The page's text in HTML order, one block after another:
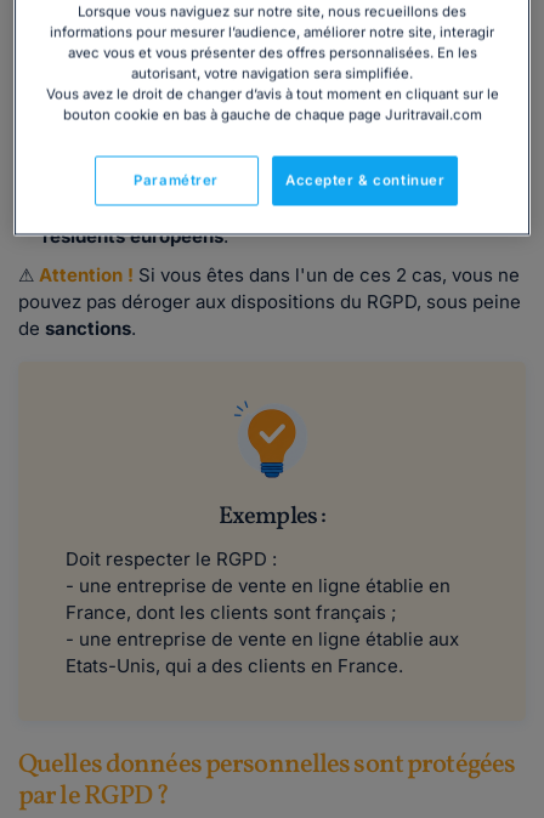
Le RGPD s’applique àtoutes les entreprises (et
organismes)quitraitent des données personnellesdès
lors(2):
établies
sur le territoire de l’Union
européenne;
ou qu'elles sont établies dans des pays tiers à l'UE
proposent des biens et des services à des
résidents européens.
⚠ Attention ! Si vous êtes dans l'un de ces 2 cas, vous ne
pouvez pas déroger aux dispositions du RGPD, sous peine
de sanctions.
Exemples :
Doit respecter le RGPD :
- une entreprise de vente en ligne établie en
France, dont les clients sont français ;
- une entreprise de vente en ligne établie aux
Etats-Unis, qui a des clients en France.
Quelles données personnelles sont protégées
par le RGPD ?
Lorsque vous naviguez sur notre site, nous recueillons des
informations pour mesurer l’audience, améliorer notre site, interagir
avec vous et vous présenter des offres personnalisées. En les
autorisant, votre navigation sera simplifiée.
Vous avez le droit de changer d’avis à tout moment en cliquant sur le
bouton cookie en bas à gauche de chaque page Juritravail.com
Accepter & continuer
Paramétrer